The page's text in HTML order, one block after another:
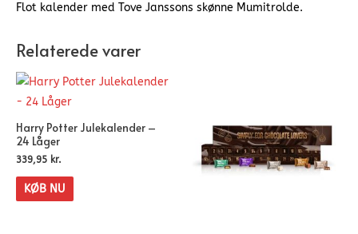
Flot kalender med Tove Janssons skønne Mumitrolde.
Relaterede varer
Harry Potter Julekalender –
24 Låger
339,95 kr.
KØB NU